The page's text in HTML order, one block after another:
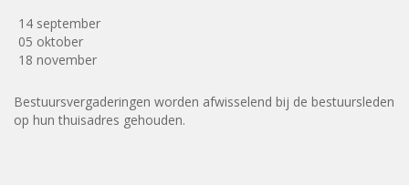
14 september
05 oktober
18 november
Bestuursvergaderingen worden afwisselend bij de bestuursleden
op hun thuisadres gehouden.